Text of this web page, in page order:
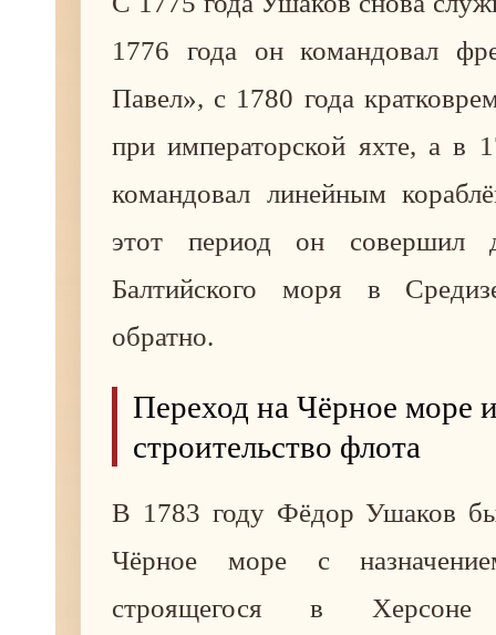
1776 года он командовал
Павел», с 1780 года
при императорской яхте, а в
командовал линейным
этот период он совершил
Балтийского моря в
обратно.
Переход на Чёрное море
строительство флота
В 1783 году Фёдор Ушаков
Чёрное море с
строящегося в Херсоне